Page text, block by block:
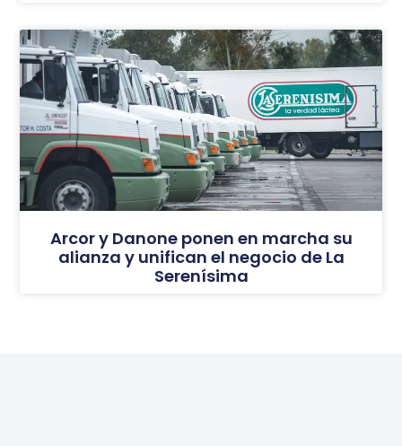
Arcor y Danone ponen en marcha su
alianza y unifican el negocio de La
Serenísima